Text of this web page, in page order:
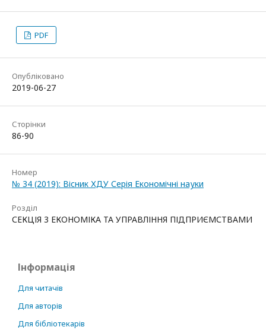
PDF
Опубліковано
2019-06-27
Сторінки
86-90
Номер
№ 34 (2019): Вісник ХДУ Серія Економічні науки
Розділ
СЕКЦІЯ 3 ЕКОНОМІКА ТА УПРАВЛІННЯ ПІДПРИЄМСТВАМИ
Інформація
Для читачів
Для авторів
Для бібліотекарів